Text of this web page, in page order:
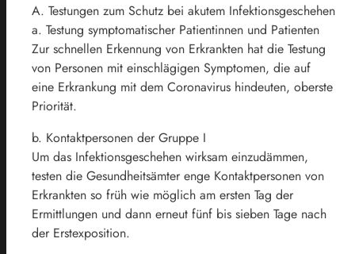
A. Testungen zum Schutz bei akutem Infektionsgeschehen
a. Testung symptomatischer Patientinnen und Patienten
Zur schnellen Erkennung von Erkrankten hat die Testung
von Personen mit einschlägigen Symptomen, die auf
eine Erkrankung mit dem Coronavirus hindeuten, oberste
Priorität.
b. Kontaktpersonen der Gruppe I
Um das Infektionsgeschehen wirksam einzudämmen,
testen die Gesundheitsämter enge Kontaktpersonen von
Erkrankten so früh wie möglich am ersten Tag der
Ermittlungen und dann erneut fünf bis sieben Tage nach
der Erstexposition.